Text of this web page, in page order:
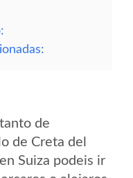
de
de Creta del
Suiza podeis ir